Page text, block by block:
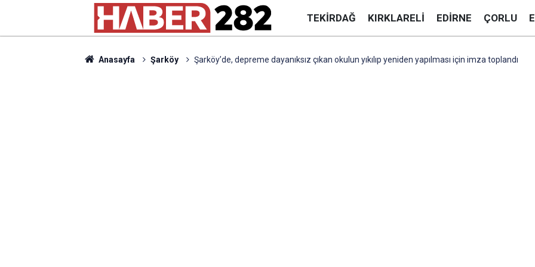
TEKIRDAĞ KIRKLARELI EDIRNE ÇORLU
Anasayfa Şarköy Şarköy’de, depreme dayanıksız çıkan okulun yıkılıp yeniden yapılması için imza toplandı